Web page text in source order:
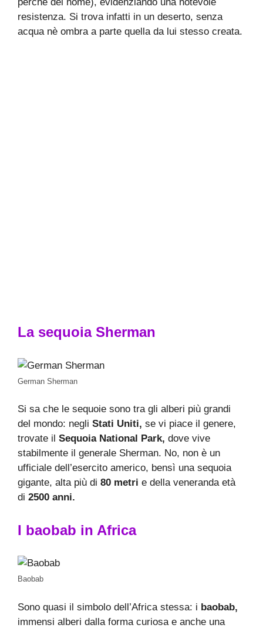
resistenza. Si trova infatti in un deserto, senza
acqua nè ombra a parte quella da lui stesso creata.
La sequoia Sherman
German Sherman
Si sa che le sequoie sono tra gli alberi più grandi
del mondo: negli Stati Uniti, se vi piace il genere,
trovate il Sequoia National Park, dove vive
stabilmente il generale Sherman. No, non è un
ufficiale dell’esercito americo, bensì una sequoia
gigante, alta più di 80 metri e della veneranda età
di 2500 anni.
I baobab in Africa
Baobab
Sono quasi il simbolo dell’Africa stessa: i baobab,
immensi alberi dalla forma curiosa e anche una